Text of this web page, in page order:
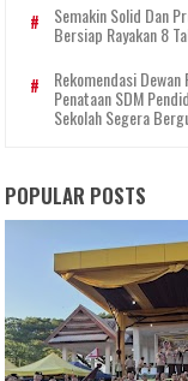
Semakin Solid Dan
Bersiap Rayakan 8
Rekomendasi
Penataan SDM
Sekolah Segera
POPULAR POSTS